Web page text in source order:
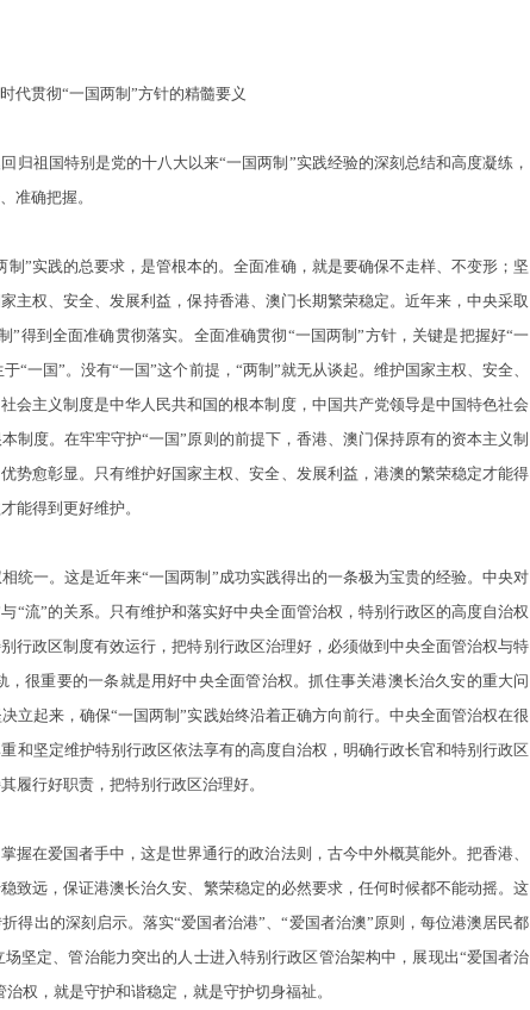
贯彻“一国两制”方针的精髓要义
祖国特别是党的十八大以来“一国两制”实践经验的深刻总结和高度凝练，
准确把握。
实践的总要求，是管根本的。全面准确，就是要确保不走样、不变形；坚
主权、安全、发展利益，保持香港、澳门长期繁荣稳定。近年来，中央采取
得到全面准确贯彻落实。全面准确贯彻“一国两制”方针，关键是把握好“一
“一国”。没有“一国”这个前提，“两制”就无从谈起。维护国家主权、安全、
会主义制度是中华人民共和国的根本制度，中国共产党领导是中国特色社会
制度。在牢牢守护“一国”原则的前提下，香港、澳门保持原有的资本主义制
势愈彰显。只有维护好国家主权、安全、发展利益，港澳的繁荣稳定才能得
能得到更好维护。
一。这是近年来“一国两制”成功实践得出的一条极为宝贵的经验。中央对
“流”的关系。只有维护和落实好中央全面管治权，特别行政区的高度自治权
行政区制度有效运行，把特别行政区治理好，必须做到中央全面管治权与特
很重要的一条就是用好中央全面管治权。抓住事关港澳长治久安的重大问
立起来，确保“一国两制”实践始终沿着正确方向前行。中央全面管治权在很
和坚定维护特别行政区依法享有的高度自治权，明确行政长官和特别行政区
履行好职责，把特别行政区治理好。
在爱国者手中，这是世界通行的政治法则，古今中外概莫能外。把香港、
致远，保证港澳长治久安、繁荣稳定的必然要求，任何时候都不能动摇。这
得出的深刻启示。落实“爱国者治港”、“爱国者治澳”原则，每位港澳居民都
坚定、管治能力突出的人士进入特别行政区管治架构中，展现出“爱国者治
权，就是守护和谐稳定，就是守护切身福祉。